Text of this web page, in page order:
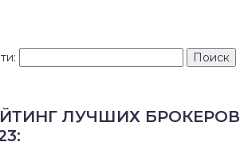
ЛУЧШИХ БРОКЕРОВ